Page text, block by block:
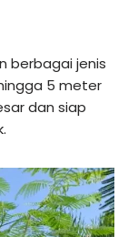
berbagai jenis
5 meter
dan siap